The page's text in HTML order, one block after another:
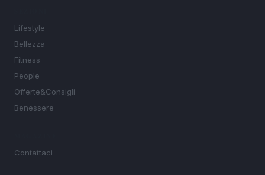
Lifestyle
Bellezza
Fitness
People
Offerte&Consigli
Benessere
Contattaci